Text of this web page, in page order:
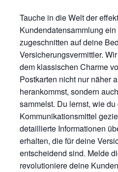
Tauche in die Welt der
Kundendatensammlung
zugeschnitten auf deine
Versicherungsvermittler.
dem klassischen Charme
Postkarten nicht nur näher
herankommst, sondern
sammelst. Du lernst, wie
Kommunikationsmittel
detaillierte Informationen
erhalten, die für deine
entscheidend sind. Melde
revolutioniere deine